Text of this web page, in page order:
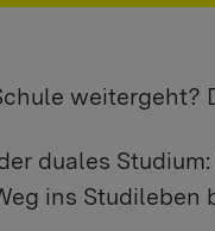
duales
ins